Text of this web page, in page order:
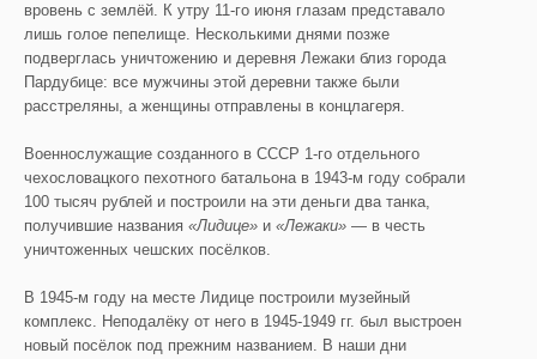
вровень с землёй. К утру 11-го июня глазам представало
лишь голое пепелище. Несколькими днями позже
подверглась уничтожению и деревня Лежаки близ города
Пардубице: все мужчины этой деревни также были
расстреляны, а женщины отправлены в концлагеря.
Военнослужащие созданного в СССР 1-го отдельного
чехословацкого пехотного батальона в 1943-м году собрали
100 тысяч рублей и построили на эти деньги два танка,
получившие названия «Лидице» и «Лежаки» — в честь
уничтоженных чешских посёлков.
В 1945-м году на месте Лидице построили музейный
комплекс. Неподалёку от него в 1945-1949 гг. был выстроен
новый посёлок под прежним названием. В наши дни